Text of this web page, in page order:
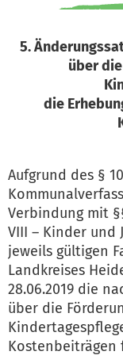
5.
über
die
Aufgrund des §
Verbindung mit
VIII – Kinder und
jeweils gültigen
Landkreises
28.06.2019 die
über die
Kostenbeiträgen